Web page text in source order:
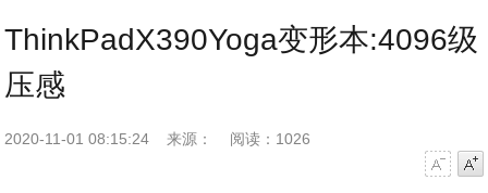
ThinkPadX390Yoga变形本:4096级
压感
2020-11-01 08:15:24 来源：
阅读：1026